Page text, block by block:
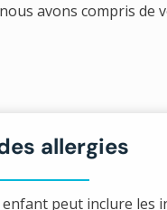
avons compris de
allergies
enfant peut inclure les